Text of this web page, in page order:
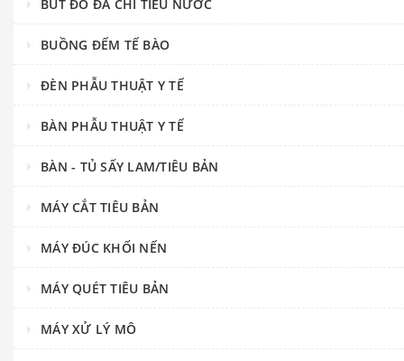
BÚT ĐO ĐA CHỈ TIÊU NƯỚC
BUỒNG ĐẾM TẾ BÀO
ĐÈN PHẪU THUẬT Y TẾ
BÀN PHẪU THUẬT Y TẾ
BÀN - TỦ SẤY LAM/TIÊU BẢN
MÁY CẮT TIÊU BẢN
MÁY ĐÚC KHỐI NẾN
MÁY QUÉT TIÊU BẢN
MÁY XỬ LÝ MÔ